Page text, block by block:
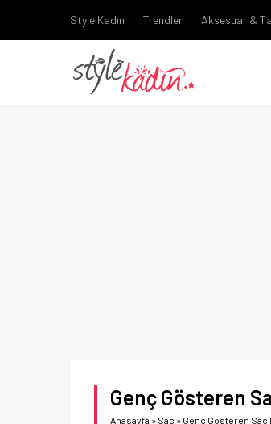
Style Kadın Trendler Aksesuar &
Genç Gösteren
Anasayfa » Saç » Genç Gösteren Saç